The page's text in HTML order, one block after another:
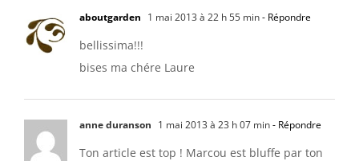
aboutgarden 1 mai 2013 à 22 h 55 min- Répondre
bellissima!!!
bises ma chére Laure
anne duranson 1 mai 2013 à 23 h 07 min- Répondre
Ton article est top ! Marcou est bluffe par ton